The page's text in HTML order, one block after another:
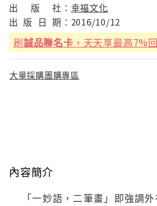
出
版 社： 幸福文化
出 版 日 期： 2016/10/12
刷誠品聯名卡 ，天天享最高7%
大量採購團購專區
內容簡介
「一妙語，二筆畫」即強調